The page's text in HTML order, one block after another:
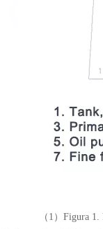
（1） Figura 1.